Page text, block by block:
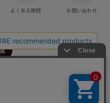
よくある質問 お問い合わせ